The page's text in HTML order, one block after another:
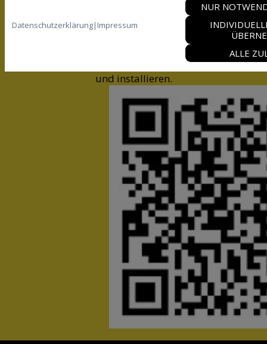
ZUR BUCHUNG IHRER FAHRT
QR-Code zur Taxi-Rechner-App. Einfach scannen
und installieren.
Datenschutzerklärung| Impressum
NUR
ALLE